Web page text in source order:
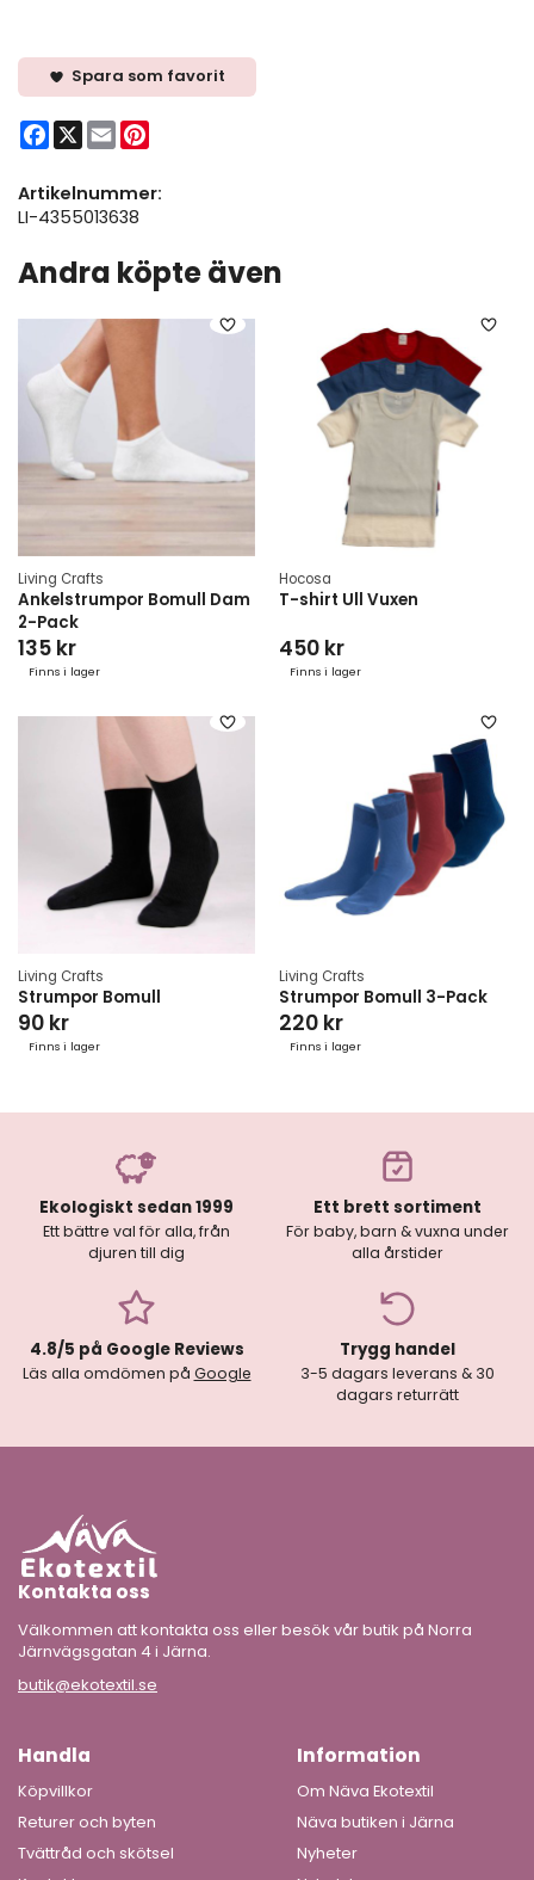
Spara som favorit
Facebook
X Email
Artikelnummer:
LI-4355013638
Andra köpte även
Living Crafts
Ankelstrumpor Bomull Dam
2-Pack
135 kr
Finns i lager
Hocosa
T-shirt Ull Vuxen
450 kr
Finns i lager
Living Crafts
Strumpor Bomull
90 kr
Finns i lager
Living Crafts
Strumpor Bomull 3-Pack
220 kr
Finns i lager
Ekologiskt sedan 1999
Ett bättre val för alla, från
djuren till dig
Ett brett sortiment
För baby, barn & vuxna under
alla årstider
4.8/5 på Google Reviews
Läs alla omdömen på Google
Trygg handel
3-5 dagars leverans & 30
dagars returrätt
Kontakta oss
Välkommen att kontakta oss eller besök vår butik på Norra
Järnvägsgatan 4 i Järna.
butik@ekotextil.se
Handla
Köpvillkor
Returer och byten
Tvättråd och skötsel
Information
Om Näva Ekotextil
Näva butiken i Järna
Nyheter